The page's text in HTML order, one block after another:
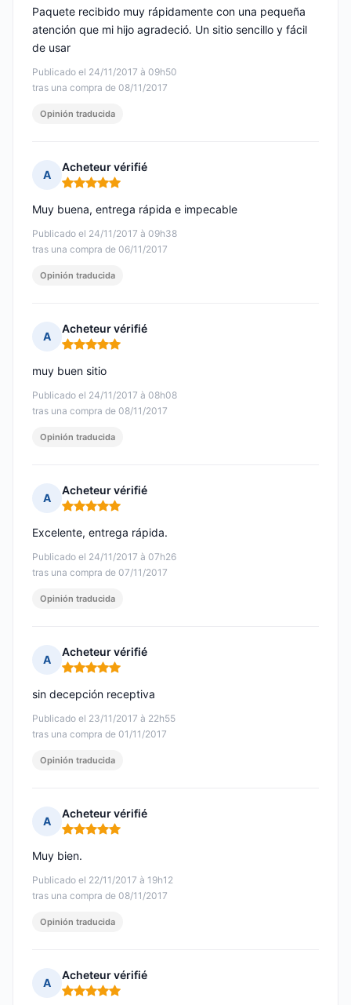
Publicado el 24/11/2017 à 09h50
tras una compra de 08/11/2017
Paquete recibido muy rápidamente con una pequeña
atención que mi hijo agradeció. Un sitio sencillo y fácil
de usar
Opinión traducida
A
Acheteur vérifié
Nota: 5 de 5
Publicado el 24/11/2017 à 09h38
tras una compra de 06/11/2017
Muy buena, entrega rápida e impecable
Opinión traducida
A
Acheteur vérifié
Nota: 5 de 5
Publicado el 24/11/2017 à 08h08
tras una compra de 08/11/2017
muy buen sitio
Opinión traducida
A
Acheteur vérifié
Nota: 5 de 5
Publicado el 24/11/2017 à 07h26
tras una compra de 07/11/2017
Excelente, entrega rápida.
Opinión traducida
A
Acheteur vérifié
Nota: 5 de 5
Publicado el 23/11/2017 à 22h55
tras una compra de 01/11/2017
sin decepción receptiva
Opinión traducida
A
Acheteur vérifié
Nota: 5 de 5
Publicado el 22/11/2017 à 19h12
tras una compra de 08/11/2017
Muy bien.
Opinión traducida
A
Acheteur vérifié
Nota: 5 de 5